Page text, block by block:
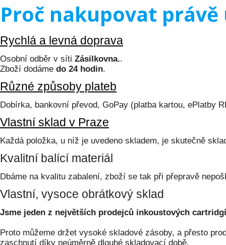
Proč nakupovat právě
Rychlá a levná doprava
Osobní odběr v síti Zásilkovna..
Zboží dodáme do 24 hodin.
Různé způsoby plateb
Dobírka, bankovní převod, GoPay (platba kartou, ePlatby
Vlastní sklad v Praze
Každá položka, u níž je uvedeno skladem, je skutečně
Kvalitní balící materiál
Dbáme na kvalitu zabalení, zboží se tak při přepravě
Vlastní, vysoce obrátkový sklad
Jsme jeden z největších prodejců inkoustových
Proto můžeme držet vysoké skladové zásoby, a přesto
zaschnutí díky neúměrně dlouhé skladovací době.